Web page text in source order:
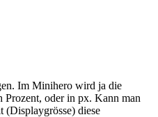
Im Minihero wird ja die
Prozent, oder in px. Kann man
(Displaygrösse) diese